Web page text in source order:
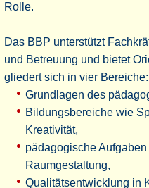
Rolle.
Das BBP unterstützt
und Betreuung und bietet
gliedert sich in vier Bereiche:
Grundlagen des
Bildungsbereiche wie
Kreativität,
pädagogische
Raumgestaltung,
Qualitätsentwicklung in